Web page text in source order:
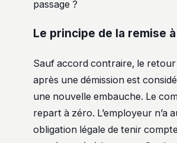
passage ?
Le principe de la remise
Sauf accord contraire, le retour
après une démission est
une nouvelle embauche. Le
repart à zéro. L’employeur n’a
obligation légale de tenir